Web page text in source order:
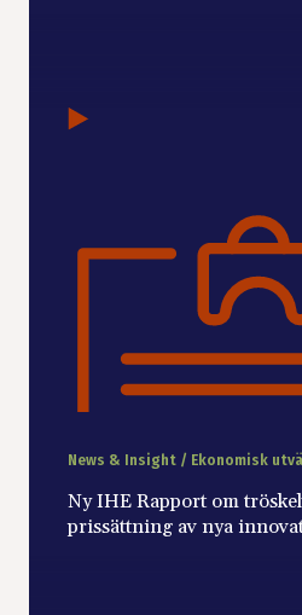
News & Insight / Ekonomisk
Ny IHE Rapport om
prissättning av nya